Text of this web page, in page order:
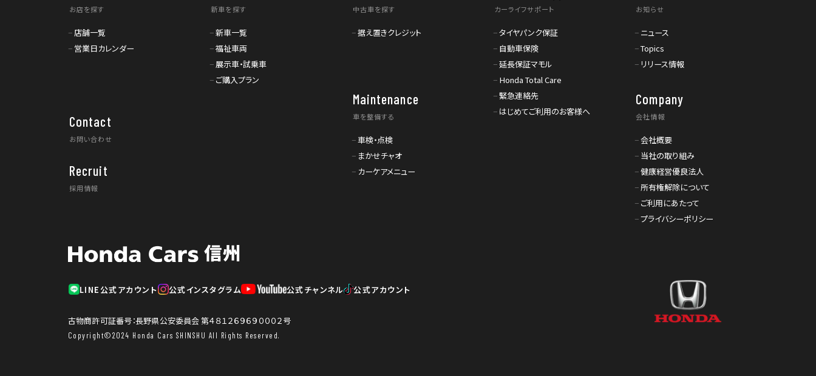
お店を探す
店舗一覧
営業日カレンダー
新車を探す
新車一覧
福祉車両
展示車・試乗車
ご購入プラン
中古車を探す
据え置きクレジット
Maintenance
車を整備する
車検・点検
まかせチャオ
カーケアメニュー
カーライフサポート
タイヤパンク保証
自動車保険
延長保証マモル
Honda Total Care
緊急連絡先
はじめてご利用のお客様へ
お知らせ
ニュース
Topics
リリース情報
Company
会社情報
会社概要
当社の取り組み
健康経営優良法人
所有権解除について
ご利用にあたって
プライバシーポリシー
Recruit
採用情報
Contact
お問い合わせ
LINE公式アカウント 公式インスタグラム 公式チャンネル 公式アカウント
古物商許可証番号：長野県公安委員会 第４８１２６９６９０００２号
Copyright©2024 Honda Cars SHINSHU All Rights Reserved.